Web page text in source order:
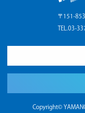
〒151-
TEL.03-
Copyright©